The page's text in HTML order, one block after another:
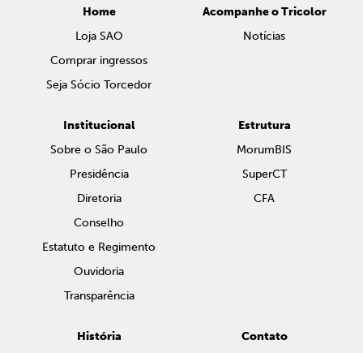
Home
Loja SAO
Comprar ingressos
Seja Sócio Torcedor
Acompanhe o Tricolor
Notícias
Institucional
Sobre o São Paulo
Presidência
Diretoria
Conselho
Estatuto e Regimento
Ouvidoria
Transparência
Estrutura
MorumBIS
SuperCT
CFA
História Contato